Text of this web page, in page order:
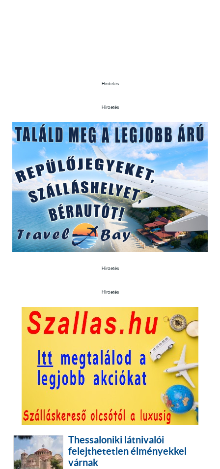
Hirdetés
Hirdetés
Hirdetés
Hirdetés
Thessaloniki látnivalói
felejthetetlen élményekkel
várnak